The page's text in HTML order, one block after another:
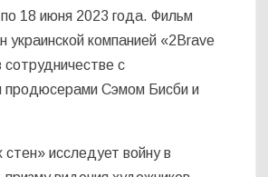
18 июня 2023 года. Фильм
украинской компанией «2Brave
сотрудничестве с
продюсерами Сэмом Бисби и
исследует войну в